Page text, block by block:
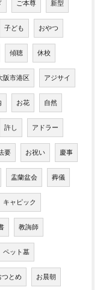
ご本尊 新型
子ども おやつ
傾聴 休校
阪市港区 アジサイ
お花 自然
許し アドラー
要 お祝い 慶事
盂蘭盆会 葬儀
キャピック
教誨師
ペット墓
つとめ お晨朝